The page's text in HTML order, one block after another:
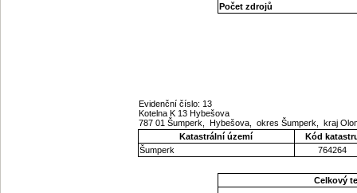
Počet zdrojů
Evidenční číslo: 13
Kotelna K 13 Hybešova
787 01 Šumperk, Hybešova, okres Šumperk, kraj
Katastrální území
Kód
Šumperk
764264
Celkový